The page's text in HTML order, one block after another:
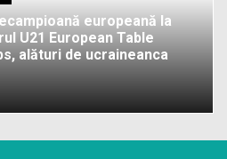
europeană la
U21 European Table
alături de ucraineanca